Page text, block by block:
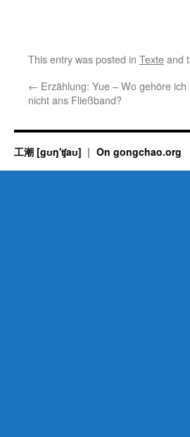
This entry was posted in Texteand
← Erzählung: Yue – Wo gehöre ich
nicht ans Fließband?
工潮 [gʊŋ'ʧaʊ] On gongchao.org